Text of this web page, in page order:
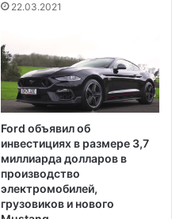
22.03.2021
Ford объявил об
инвестициях в размере 3,7
миллиарда долларов в
производство
электромобилей,
грузовиков и нового